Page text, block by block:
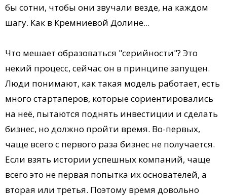
бы сотни, чтобы они звучали везде, на каждом
шагу. Как в Кремниевой Долине...
Что мешает образоваться "серийности"? Это
некий процесс, сейчас он в принципе запущен.
Люди понимают, как такая модель работает, есть
много стартаперов, которые сориентировались
на неё, пытаются поднять инвестиции и сделать
бизнес, но должно пройти время. Во-первых,
чаще всего с первого раза бизнес не получается.
Если взять истории успешных компаний, чаще
всего это не первая попытка их основателей, а
вторая или третья. Поэтому время довольно